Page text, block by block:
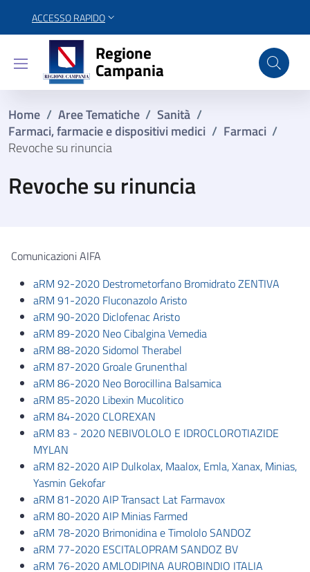
ACCESSO RAPIDO
Regione Campania
Regione
Campania
Home / Aree Tematiche / Sanità /
Farmaci, farmacie e dispositivi medici / Farmaci /
Revoche su rinuncia
Revoche su rinuncia
Comunicazioni AIFA
aRM 92-2020 Destrometorfano Bromidrato ZENTIVA
aRM 91-2020 Fluconazolo Aristo
aRM 90-2020 Diclofenac Aristo
aRM 89-2020 Neo Cibalgina Vemedia
aRM 88-2020 Sidomol Therabel
aRM 87-2020 Groale Grunenthal
aRM 86-2020 Neo Borocillina Balsamica
aRM 85-2020 Libexin Mucolitico
aRM 84-2020 CLOREXAN
aRM 83 - 2020 NEBIVOLOLO E IDROCLOROTIAZIDE
MYLAN
aRM 82-2020 AIP Dulkolax, Maalox, Emla, Xanax, Minias,
Yasmin Gekofar
aRM 81-2020 AIP Transact Lat Farmavox
aRM 80-2020 AIP Minias Farmed
aRM 78-2020 Brimonidina e Timololo SANDOZ
aRM 77-2020 ESCITALOPRAM SANDOZ BV
aRM 76-2020 AMLODIPINA AUROBINDIO ITALIA